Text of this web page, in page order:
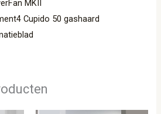
MKII
Cupido 50 gashaard